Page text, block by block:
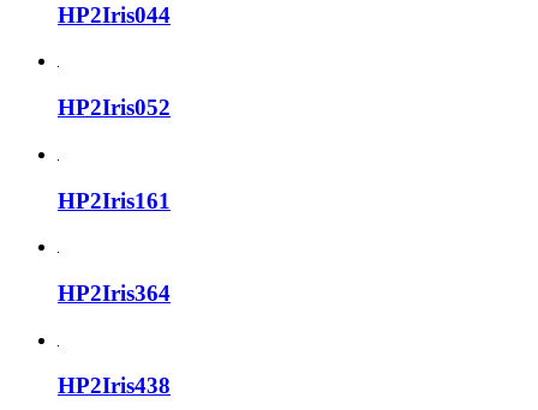
HP2Iris044
HP2Iris052
HP2Iris161
HP2Iris364
HP2Iris438